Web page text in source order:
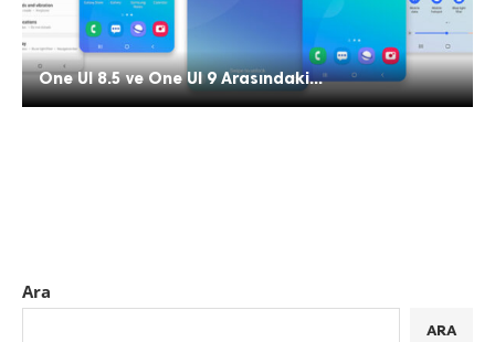
One UI 8.5 ve One UI 9 Arasındaki...
Ara
ARA